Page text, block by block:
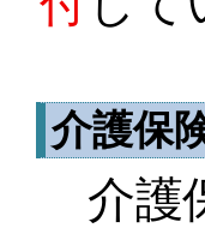
介護保
介護